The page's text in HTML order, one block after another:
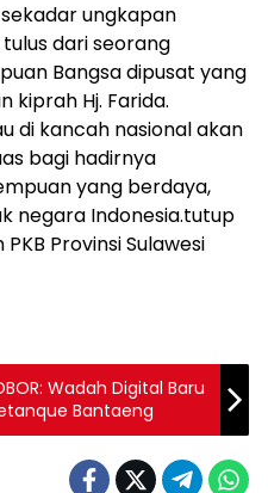
ungkapan
dari seorang
Bangsa dipusat yang
kiprah Hj. Farida.
di kancah nasional akan
bagi hadirnya
yang berdaya,
negara Indonesia.tutup
Provinsi Sulawesi
Wadah Digital Baru
Bantaeng